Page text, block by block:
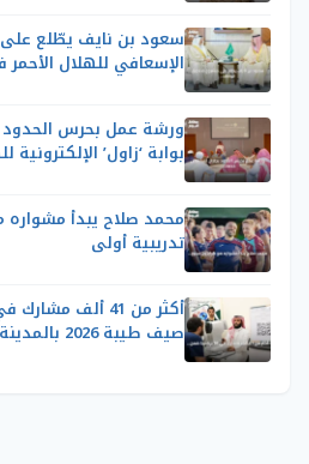
سعود بن نايف يطّلع
الإسعافي للهلال
ورشة عمل بحرس
بوابة ‘زاول’ الإلكترونية
محمد صلاح يبدأ
تدريبية أولى
صيف طيبة 2026 بالمدينة المنورة